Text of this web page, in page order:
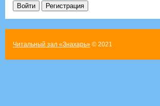
Читальный зал «Знахарь»© 2021